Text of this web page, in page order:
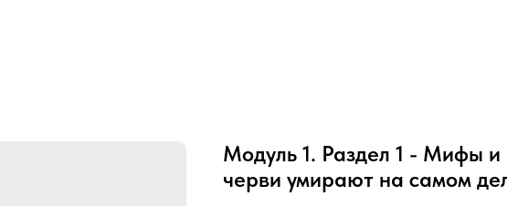
Модуль 1. Раздел 1 - Мифы и
черви умирают на самом